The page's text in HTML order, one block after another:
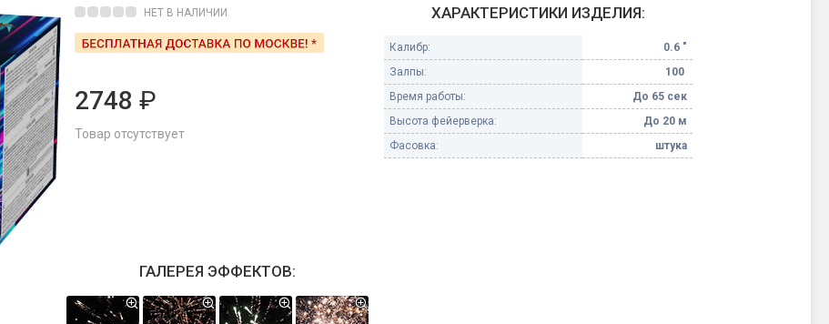
гранаты
и наземные
пчелы
дым и огонь
Бенгальские огни малые
Бенгальские огни большие
Фонтаны для улицы
Небесные фонарики
Оборудование для
НЕТ В НАЛИЧИИ
2748 ₽
Товар отсутствует
ХАРАКТЕРИСТИКИ ИЗДЕЛИЯ:
Калибр:
0.6 "
Залпы:
100
Время работы:
До 65 сек
Высота фейерверка:
До 20 м
Фасовка:
штука
ГАЛЕРЕЯ ЭФФЕКТОВ: